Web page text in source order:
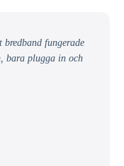
fungerade
bara plugga in och